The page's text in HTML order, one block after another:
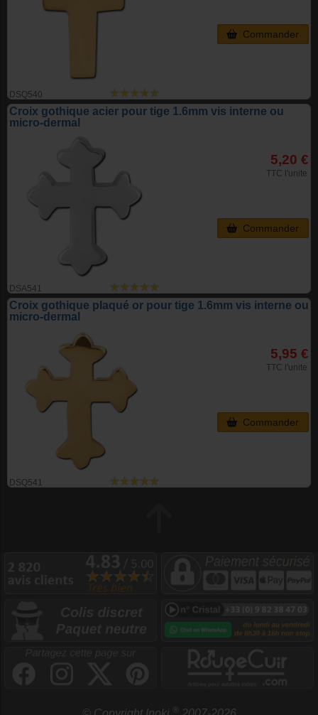
DSQ540
Commander
Croix gothique acier pour tige 1.6mm vis interne ou
micro-dermal
DSA541
5,20 €
TTC l'unite
Commander
Croix gothique plaqué or pour tige 1.6mm vis interne ou
micro-dermal
DSQ541
5,95 €
TTC l'unite
Commander
®